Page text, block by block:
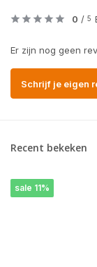
0 / 5
Er zijn nog geen
Schrijf je eigen
Recent bekeken
sale 11%